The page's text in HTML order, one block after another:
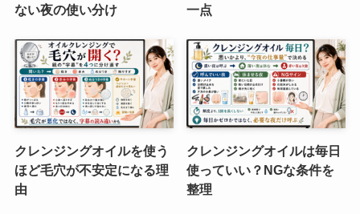
ない夜の使い分け
一点
クレンジングオイルを使う
ほど毛穴が不安定になる理
由
クレンジングオイルは毎日
使っていい？NGな条件を
整理